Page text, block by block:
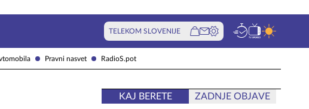
Pravni nasvet RadioS.pot
TELEKOM SLOVENIJE
KAJ BERETE ZADNJE OBJAVE